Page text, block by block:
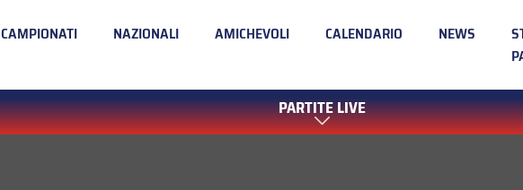
CAMPIONATI NAZIONALI AMICHEVOLI CALENDARIO NEWS
PARTITE LIVE